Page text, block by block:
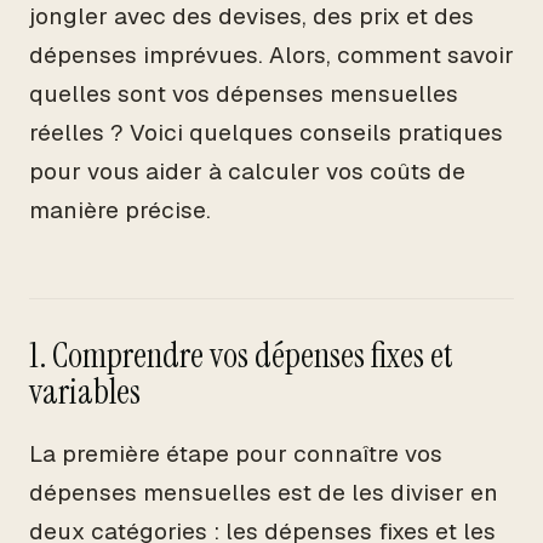
jongler avec des devises, des prix et des
dépenses imprévues. Alors, comment savoir
quelles sont vos dépenses mensuelles
réelles ? Voici quelques conseils pratiques
pour vous aider à calculer vos coûts de
manière précise.
1. Comprendre vos dépenses fixes et
variables
La première étape pour connaître vos
dépenses mensuelles est de les diviser en
deux catégories : les dépenses fixes et les